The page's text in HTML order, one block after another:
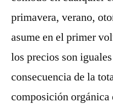
primavera, verano,
asume en el primer
los precios son
consecuencia de la
composición orgánica